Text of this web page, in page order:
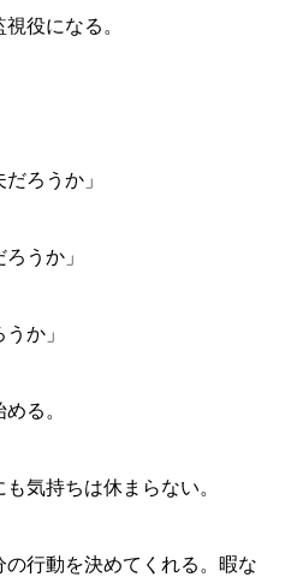
役になる。
ろうか」
うか」
か」
る。
気持ちは休まらない。
行動を決めてくれる。暇な